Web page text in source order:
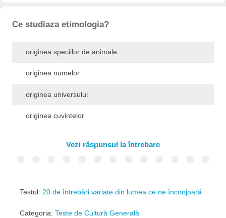
Ce studiaza etimologia?
originea speciilor de animale
originea numelor
originea universului
originea cuvintelor
Vezi răspunsul la întrebare
Testul: 20 de întrebări variate din lumea ce ne înconjoară
Categoria: Teste de Cultură Generală